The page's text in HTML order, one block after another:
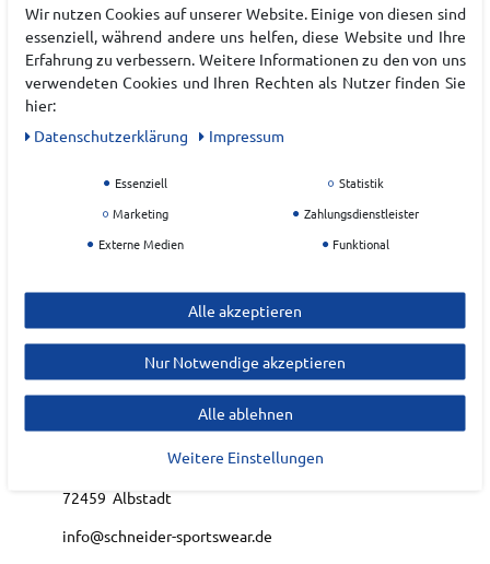
Elastischer Bund mit flacher Kordel, sichtbar
2 Reißverschluss-Leistentaschen
Elastischer Bund mit flacher Kordel, sichtbar
Elastischer Bund mit flacher Kordel, sichtbar
4009675546000
Materialzusammensetzung: 65% Baumwolle, 25%
SCHNEIDER SPORTSWEAR
EU Verantwortlicher
Schneider Sports OHG
72459 Albstadt
info@schneider-sportswear.de
Wir nutzen Cookies auf unserer Website. Einige von diesen sind
essenziell, während andere uns helfen, diese Website und Ihre
Erfahrung zu verbessern. Weitere Informationen zu den von uns
verwendeten Cookies und Ihren Rechten als Nutzer finden Sie
hier:
Daten­schutz­erklärung
Impressum
Essenziell
Statistik
Marketing
Zahlungsdienstleister
Externe Medien
Funktional
Alle akzeptieren
Nur Notwendige akzeptieren
Alle ablehnen
Weitere Einstellungen